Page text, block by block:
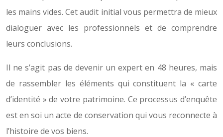
les mains vides. Cet audit initial vous permettra de mieux
dialoguer avec les professionnels et de comprendre
leurs conclusions.
Il ne s’agit pas de devenir un expert en 48 heures, mais
de rassembler les éléments qui constituent la « carte
d’identité » de votre patrimoine. Ce processus d’enquête
est en soi un acte de conservation qui vous reconnecte à
l’histoire de vos biens.